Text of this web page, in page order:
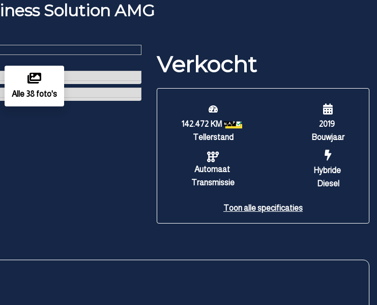
Solution AMG
Alle 38 foto's
Verkocht
142.472 KM
Tellerstand
Automaat
Transmissie
2019
Bouwjaar
Hybride
Diesel
Toon alle specificaties